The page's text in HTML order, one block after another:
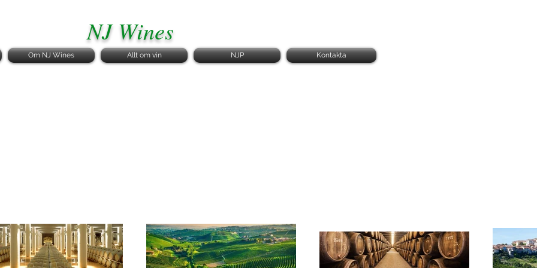
Om NJ Wines Allt om vin NJP Kontakta
NJ Wines